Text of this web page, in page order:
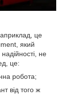
це
який
не
це:
робота;
від того ж